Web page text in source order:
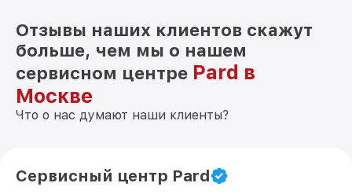
Отзывы наших клиентов скажут
больше, чем мы о нашем
сервисном центре Pard в
Москве
Что о нас думают наши клиенты?
Сервисный центр Pard